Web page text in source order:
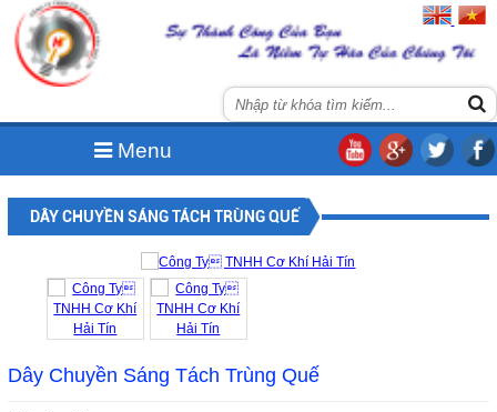
Menu
DÂY CHUYỀN SÁNG TÁCH TRÙNG QUẾ
Dây Chuyền Sáng Tách Trùng Quế